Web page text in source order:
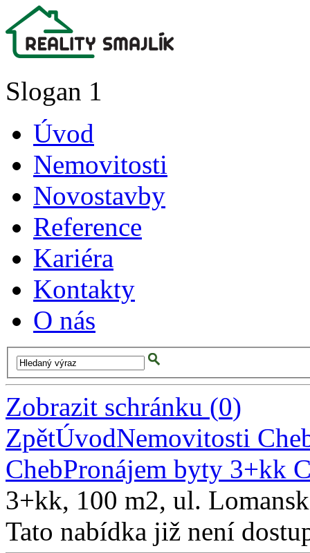
Slogan 1
Úvod
Nemovitosti
Novostavby
Reference
Kariéra
Kontakty
O nás
Zobrazit schránku (0)
ZpětÚvodNemovitosti
ChebPronájem byty 3+kk
3+kk, 100 m2, ul.
Tato nabídka již není